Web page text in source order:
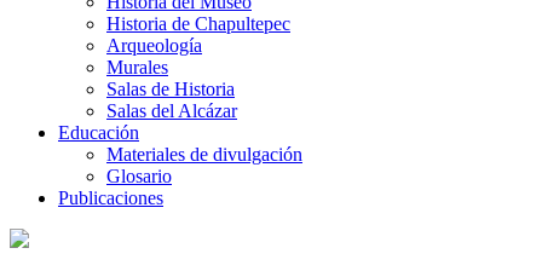
Historia de Chapultepec
Arqueología
Murales
Salas de Historia
Salas del Alcázar
Educación
Materiales de divulgación
Glosario
Publicaciones